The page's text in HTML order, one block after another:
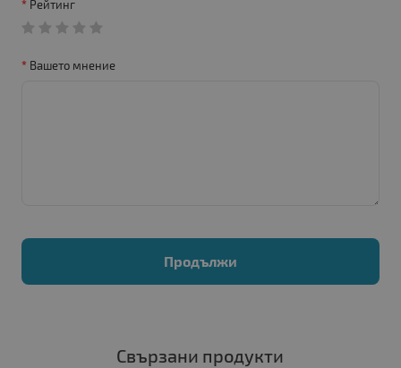
Рейтинг
Вашето мнение
Продължи
Свързани продукти